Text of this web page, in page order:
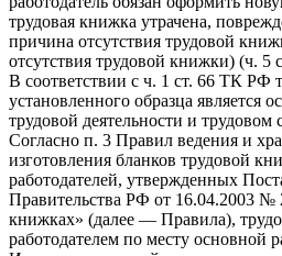
трудовая книжка утрачена,
причина отсутствия трудовой
отсутствия трудовой книжки) (ч. 5
В соответствии с ч. 1 ст. 66 ТК РФ
установленного образца является
трудовой деятельности и трудовом
Согласно п. 3 Правил ведения и
изготовления бланков трудовой
работодателей, утвержденных
Правительства РФ от 16.04.2003 №
книжках» (далее — Правила),
работодателем по месту основной